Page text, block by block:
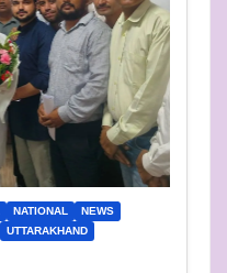
NATIONAL
NEWS
UTTARAKHAND